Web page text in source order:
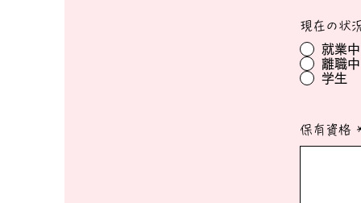
現在の状
就業中
離職中
学生
保有資格